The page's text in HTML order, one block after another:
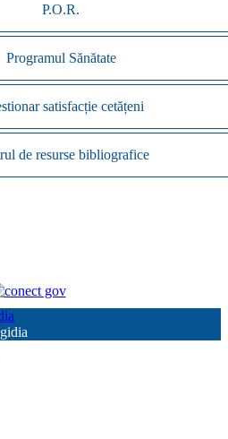
P.O.R.
Programul Sănătate
satisfacție cetățeni
de resurse bibliografice